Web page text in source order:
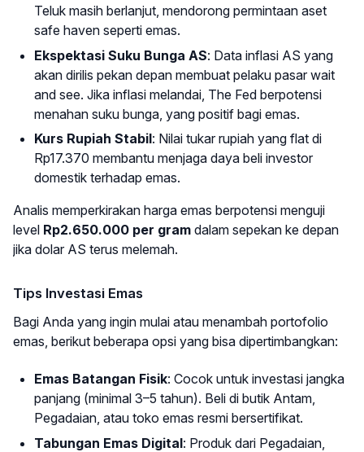
Teluk masih berlanjut, mendorong permintaan aset
safe haven seperti emas.
Ekspektasi Suku Bunga AS: Data inflasi AS yang
akan dirilis pekan depan membuat pelaku pasar wait
and see. Jika inflasi melandai, The Fed berpotensi
menahan suku bunga, yang positif bagi emas.
Kurs Rupiah Stabil: Nilai tukar rupiah yang flat di
Rp17.370 membantu menjaga daya beli investor
domestik terhadap emas.
Analis memperkirakan harga emas berpotensi menguji
level Rp2.650.000 per gram dalam sepekan ke depan
jika dolar AS terus melemah.
Tips Investasi Emas
Bagi Anda yang ingin mulai atau menambah portofolio
emas, berikut beberapa opsi yang bisa dipertimbangkan:
Emas Batangan Fisik: Cocok untuk investasi jangka
panjang (minimal 3–5 tahun). Beli di butik Antam,
Pegadaian, atau toko emas resmi bersertifikat.
Tabungan Emas Digital: Produk dari Pegadaian,